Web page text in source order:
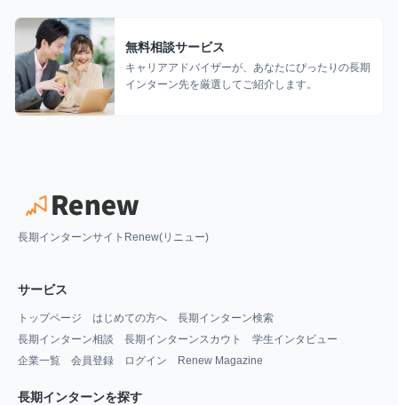
無料相談サービス
キャリアアドバイザーが、あなたにぴったりの長期
インターン先を厳選してご紹介します。
長期インターンサイトRenew(リニュー)
サービス
トップページ はじめての方へ
長期インターン検索
長期インターン相談
長期インターンスカウト
学生インタビュー
企業一覧
会員登録 ログイン Renew Magazine
長期インターンを探す